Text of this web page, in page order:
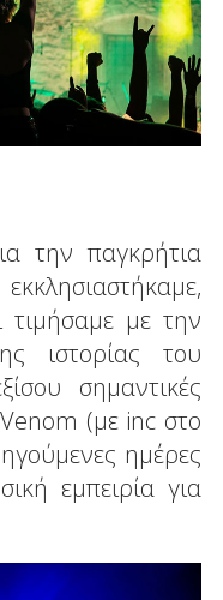
την παγκρήτια
τιμήσαμε με την
ιστορίας του
σημαντικές
(με inc στο
ημέρες
εμπειρία για